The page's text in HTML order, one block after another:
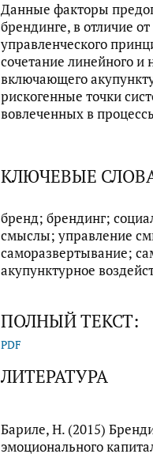
Данные факторы
брендинге, в отличие
управленческого
сочетание линейного и
включающего
рискогенные точки
вовлеченных в
КЛЮЧЕВЫЕ
бренд; брендинг;
смыслы; управление
саморазвертывание;
акупунктурное
ПОЛНЫЙ ТЕКСТ:
PDF
ЛИТЕРАТУРА
Бариле, Н. (2015)
эмоционального